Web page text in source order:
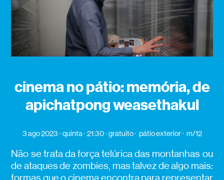
cinema no pátio: memória, de
apichatpong weasethakul
3 ago 2023 quinta 21:30 gratuito pátio exterior m/12
Não se trata da força telúrica das montanhas ou
de ataques de zombies, mas talvez de algo mais: